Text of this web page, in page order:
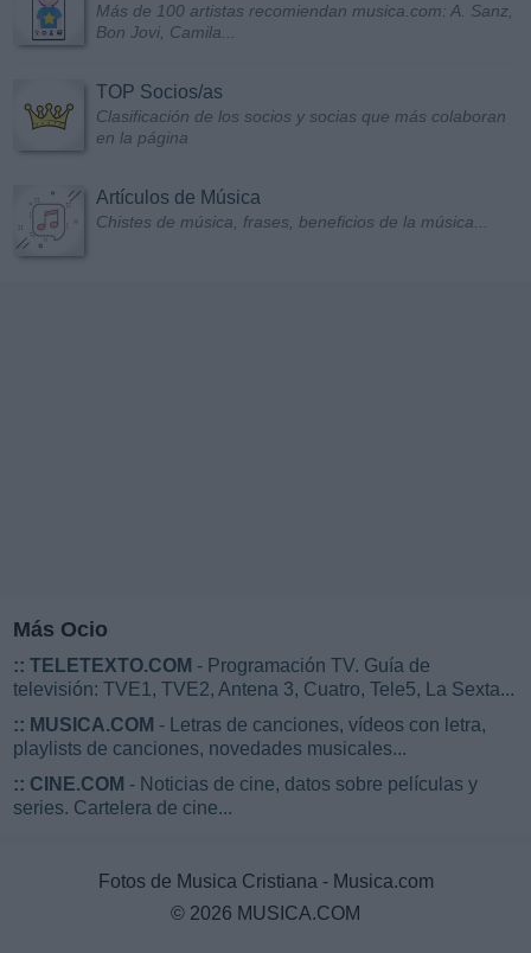
Más de 100 artistas recomiendan musica.com: A. Sanz,
Bon Jovi, Camila...
TOP Socios/as
Clasificación de los socios y socias que más colaboran
en la página
Artículos de Música
Chistes de música, frases, beneficios de la música...
Más Ocio
:: TELETEXTO.COM - Programación TV. Guía de
televisión: TVE1, TVE2, Antena 3, Cuatro, Tele5, La Sexta...
:: MUSICA.COM - Letras de canciones, vídeos con letra,
playlists de canciones, novedades musicales...
:: CINE.COM - Noticias de cine, datos sobre películas y
series. Cartelera de cine...
Fotos de Musica Cristiana - Musica.com
© 2026 MUSICA.COM